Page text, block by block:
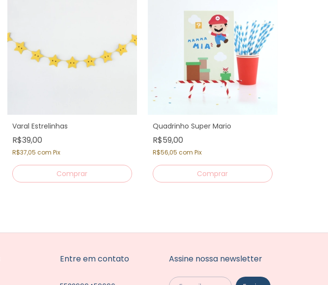
Varal Estrelinhas
R$39,00
R$37,05 com Pix
Quadrinho Super Mario
R$59,00
R$56,05 com Pix
Entre em contato Assine nossa newsletter